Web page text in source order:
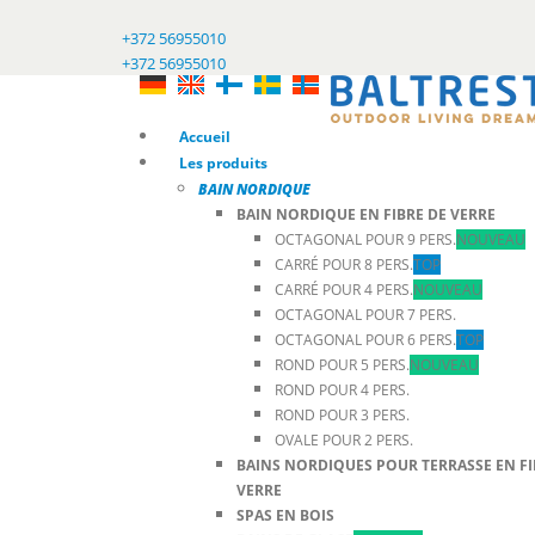
+372 56955010
+372 56955010
Accueil
Les produits
BAIN NORDIQUE
BAIN NORDIQUE EN FIBRE DE VERRE
OCTAGONAL POUR 9 PERS.NOUVEAU
CARRÉ POUR 8 PERS.TOP
CARRÉ POUR 4 PERS.NOUVEAU
OCTAGONAL POUR 7 PERS.
OCTAGONAL POUR 6 PERS.TOP
ROND POUR 5 PERS.NOUVEAU
ROND POUR 4 PERS.
ROND POUR 3 PERS.
OVALE POUR 2 PERS.
BAINS NORDIQUES POUR TERRASSE EN
VERRE
SPAS EN BOIS